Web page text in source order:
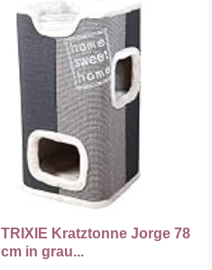
TRIXIE Kratztonne Jorge 78
cm in grau...